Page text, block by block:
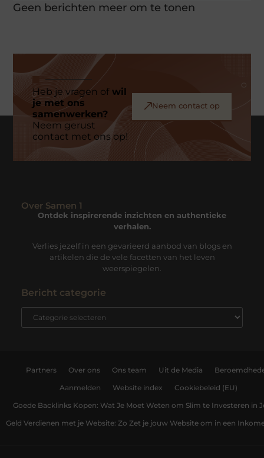
Geen berichten meer om te tonen
Heb je vragen ofwil
je met ons
samenwerken?
Neem gerust
contact met ons op!
Neem contact op
Over Samen 1
Ontdek inspirerende inzichten en authentieke
verhalen.
Verlies jezelf in een gevarieerd aanbod van blogs en
artikelen die de vele facetten van het leven
weerspiegelen.
Bericht categorie
Partners Over ons Ons team Uit de Media
Aanmelden Website index Cookiebeleid (EU)
Goede Backlinks Kopen: Wat Je Moet Weten om Slim te Investeren in
Geld Verdienen met je Website: Zo Zet je jouw Website om in een